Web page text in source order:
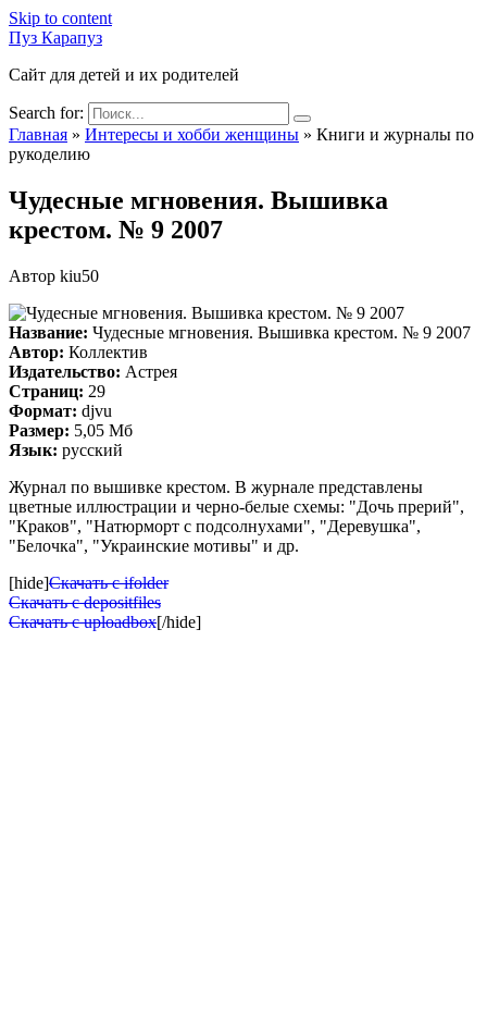
Skip to content
Пуз Карапуз
Сайт для детей и их родителей
Search for:
Главная » Интересы и хобби женщины » Книги и журналы по
рукоделию
Чудесные мгновения. Вышивка
крестом. № 9 2007
Автор kiu50
Название: Чудесные мгновения. Вышивка крестом. № 9 2007
Автор: Коллектив
Издательство: Астрея
Страниц: 29
Формат: djvu
Размер: 5,05 Мб
Язык: русский
Журнал по вышивке крестом. В журнале представлены
цветные иллюстрации и черно-белые схемы: "Дочь прерий",
"Краков", "Натюрморт с подсолнухами", "Деревушка",
"Белочка", "Украинские мотивы" и др.
[hide]Скачать с ifolder
Скачать с depositfiles
Скачать с uploadbox[/hide]